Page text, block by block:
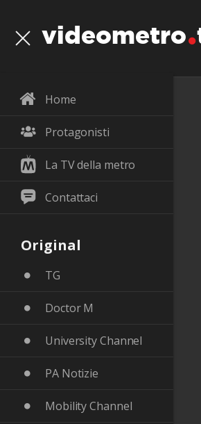
videometro
Home
Protagonisti
La TV della metro
Contattaci
Original
TG
Doctor M
University Channel
PA Notizie
Mobility Channel